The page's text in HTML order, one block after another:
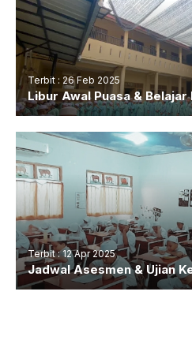
Terbit : 26 Feb 2025
Libur Awal Puasa & Belajar
Terbit : 12 Apr 2025
Jadwal Asesmen & Ujian